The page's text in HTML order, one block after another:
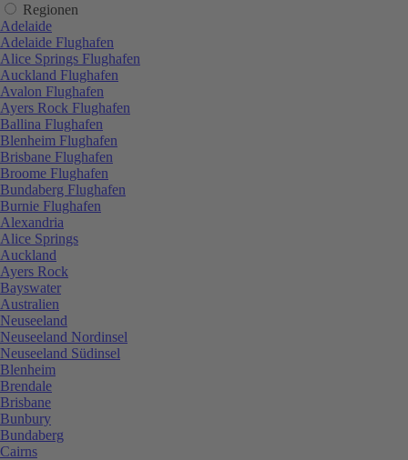
Regionen
Adelaide
Adelaide Flughafen
Alice Springs Flughafen
Auckland Flughafen
Avalon Flughafen
Ayers Rock Flughafen
Ballina Flughafen
Blenheim Flughafen
Brisbane Flughafen
Broome Flughafen
Bundaberg Flughafen
Burnie Flughafen
Alexandria
Alice Springs
Auckland
Ayers Rock
Bayswater
Australien
Neuseeland
Neuseeland Nordinsel
Neuseeland Südinsel
Blenheim
Brendale
Brisbane
Bunbury
Bundaberg
Cairns